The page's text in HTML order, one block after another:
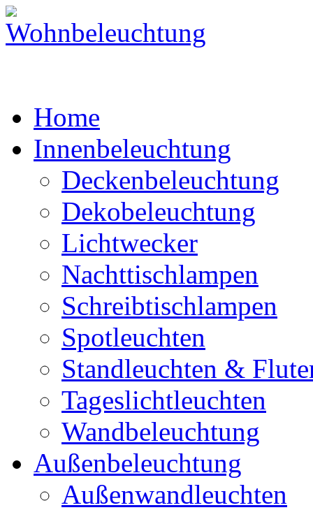
Home
Innenbeleuchtung
Deckenbeleuchtung
Dekobeleuchtung
Lichtwecker
Nachttischlampen
Schreibtischlampen
Spotleuchten
Standleuchten &
Tageslichtleuchten
Wandbeleuchtung
Außenbeleuchtung
Außenwandleuchten